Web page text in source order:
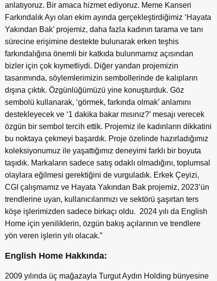
anlatıyoruz. Bir amaca hizmet ediyoruz. Meme Kanseri
Farkındalık Ayı olan ekim ayında gerçekleştirdiğimiz ‘Hayata
Yakından Bak’ projemiz, daha fazla kadının tarama ve tanı
sürecine erişimine destekte bulunarak erken teşhis
farkındalığına önemli bir katkıda bulunmamız açısından
bizler için çok kıymetliydi. Diğer yandan projemizin
tasarımında, söylemlerimizin sembollerinde de kalıpların
dışına çıktık. Özgünlüğümüzü yine konuşturduk. Göz
sembolü kullanarak, ‘görmek, farkında olmak’ anlamını
destekleyecek ve ‘1 dakika bakar mısınız?’ mesajı verecek
özgün bir sembol tercih ettik. Projemiz ile kadınların dikkatini
bu noktaya çekmeyi başardık. Proje özelinde hazırladığımız
koleksiyonumuz ile yaşattığımız deneyimi farklı bir boyuta
taşıdık. Markaların sadece satış odaklı olmadığını, toplumsal
olaylara eğilmesi gerektiğini de vurguladık. Erkek Çeyizi,
CGI çalışmamız ve Hayata Yakından Bak projemiz, 2023’ün
trendlerine uyan, kullanıcılarımızı ve sektörü şaşırtan ters
köşe işlerimizden sadece birkaçı oldu. 2024 yılı da English
Home için yeniliklerin, özgün bakış açılarının ve trendlere
yön veren işlerin yılı olacak.”
English Home Hakkında:
2009 yılında üç mağazayla Turgut Aydın Holding bünyesine